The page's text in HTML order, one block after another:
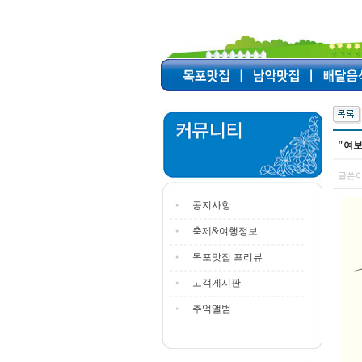
공지사항
축제&여행정보
목포맛집 프리뷰
고객게시판
추억앨범
"여
글쓴